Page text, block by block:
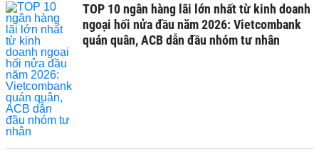
TOP 10 ngân hàng lãi lớn nhất từ kinh doanh
ngoại hối nửa đầu năm 2026: Vietcombank
quán quân, ACB dẫn đầu nhóm tư nhân